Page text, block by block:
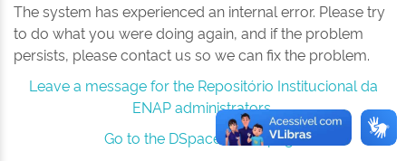
The system has experienced an internal error. Please try
to do what you were doing again, and if the problem
persists, please contact us so we can fix the problem.
Leave a message for the Repositório Institucional da
ENAP administrators.
Go to the DSpace home page